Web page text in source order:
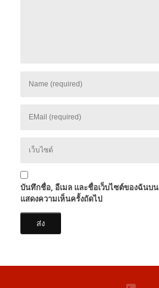
บันทึกชื่อ, อีเมล และชื่อเว็บไซต์ของฉันบน
แสดงความเห็นครั้งถัดไป